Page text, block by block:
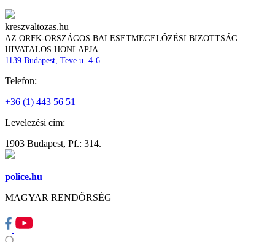
kreszvaltozas.hu
AZ ORFK-ORSZÁGOS BALESETMEGELŐZÉSI BIZOTTSÁG
HIVATALOS HONLAPJA
1139 Budapest, Teve u. 4-6.
Telefon:
+36 (1) 443 56 51
Levelezési cím:
1903 Budapest, Pf.: 314.
police.hu
MAGYAR RENDŐRSÉG